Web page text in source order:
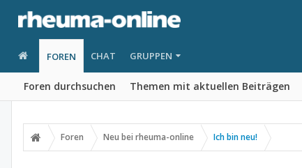
FOREN
Foren durchsuchen Themen mit aktuellen Beiträgen
CHAT GRUPPEN
Foren Neu bei rheuma-online Ich bin neu!